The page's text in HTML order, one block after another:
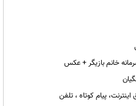
خانم بازیگر + عکس
پیام کوتاه ، تلفن